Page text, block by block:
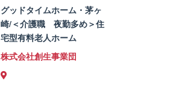
グッドタイムホーム・茅ヶ
崎/＜介護職 夜勤多め＞住
宅型有料老人ホーム
株式会社創生事業団